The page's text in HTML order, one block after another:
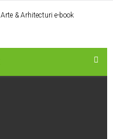
Arte & Arhitecturi e-book